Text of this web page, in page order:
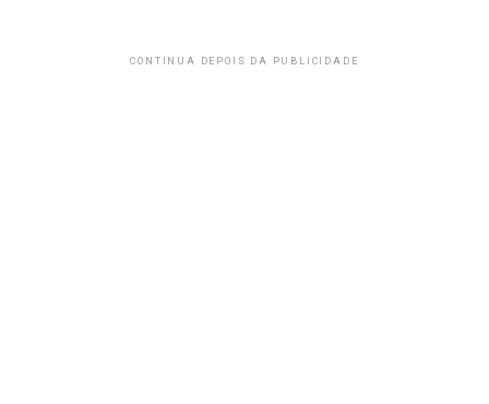
CONTINUA DEPOIS DA PUBLICIDADE